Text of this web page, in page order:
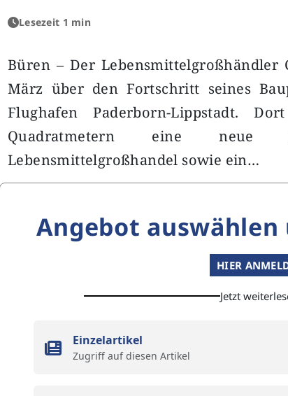
Lesezeit 1 min
Büren – Der
März über den Fortschritt seines
Flughafen Paderborn-Lippstadt.
Quadratmetern eine neue
Lebensmittelgroßhandel sowie ein…
Angebot
HIER
Jetzt
Einzelartikel
Zugriff auf diesen Artikel